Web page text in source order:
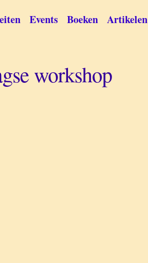
Events Boeken Artikelen
workshop